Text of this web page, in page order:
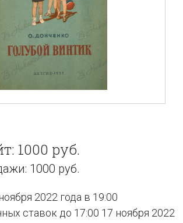
1000 руб.
1000 руб.
2022 года в 19:00
ставок до 17:00 17 ноября 2022